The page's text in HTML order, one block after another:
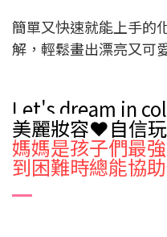
簡單又快速就能上手的
解，輕鬆畫出漂亮又可
Let's dream in
美麗妝容❤️自信玩
媽媽是孩子們最
到困難時總能協